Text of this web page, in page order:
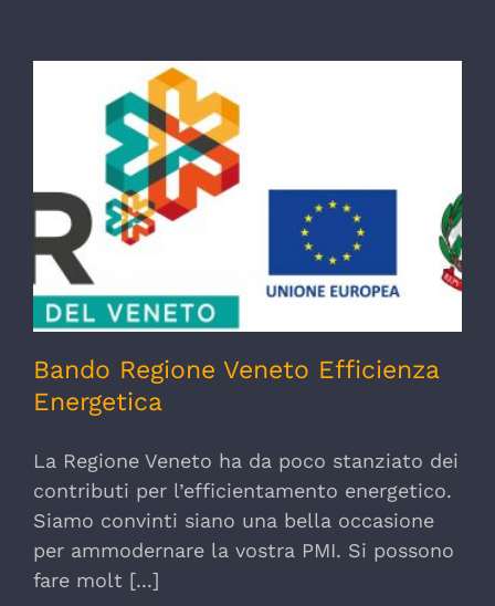
Bando Regione Veneto Efficienza
Bando Regione Veneto Efficienza
Energetica
La Regione Veneto ha da poco stanziato dei
contributi per l’efficientamento energetico.
Siamo convinti siano una bella occasione
per ammodernare la vostra PMI. Si possono
fare molt [...]